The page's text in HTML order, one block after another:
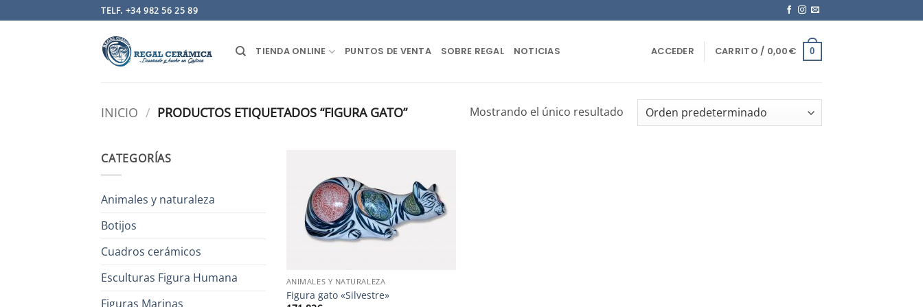
al
TELF. +34 982 56 25 89
TIENDA ONLINE PUNTOS DE VENTA SOBRE REGAL NOTICIAS ACCEDER CARRITO / 0,00€ 0
INICIO / PRODUCTOS ETIQUETADOS “FIGURA GATO” Mostrando el único resultado
CATEGORÍAS
Animales y naturaleza
Botijos
Cuadros cerámicos
Esculturas Figura Humana
Figuras Marinas
ANIMALES Y NATURALEZA
Figura gato «Silvestre»